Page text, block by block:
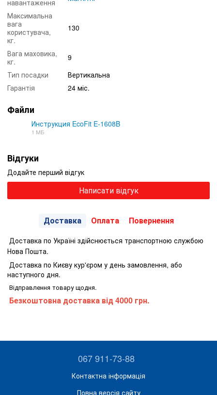
навантаження
Максимальна
вага
користувача,
кг.
130
Вага маховика,
кг.
9
Тип посадки
Вертикальна
Гарантія
24 міс.
Файли
Инструкция EcoFit E-1608B
1 МБ
Відгуки
Додайте перший відгук
Написати відгук
Доставка Оплата Повернення
Доставка по Україні здійснюється транспортною службою
Нова Пошта.
Доставка по Києву кур'єром у день замовлення, або
наступного дня.
Відправлення товару щодня.
Безкоштовна доставка від 4000 грн.
067 911-73-88
Контактна інформація
Повна версія сайту